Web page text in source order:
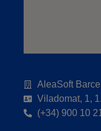
AleaSoft
Viladomat, 1,
(+34) 900 10